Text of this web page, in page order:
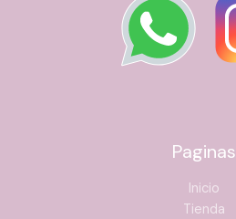
Paginas
Inicio
Tienda